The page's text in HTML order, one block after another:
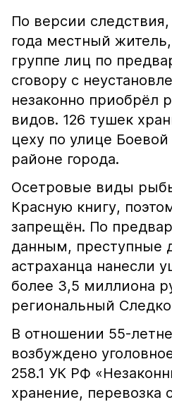
По версии следствия,
года местный
группе лиц по
сговору с
незаконно приобрёл
видов. 126 тушек
цеху по улице
районе города.
Осетровые виды
Красную книгу,
запрещён. По
данным, преступные
астраханца нанесли
более 3,5 миллиона
региональный
В отношении 55-
возбуждено
258.1 УК РФ
хранение, перевозка